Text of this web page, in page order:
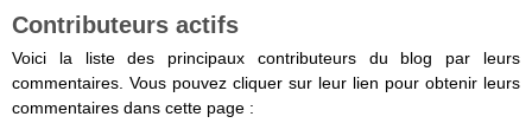
Contributeurs actifs
Voici la liste des principaux contributeurs du blog par leurs
commentaires. Vous pouvez cliquer sur leur lien pour obtenir leurs
commentaires dans cette page :